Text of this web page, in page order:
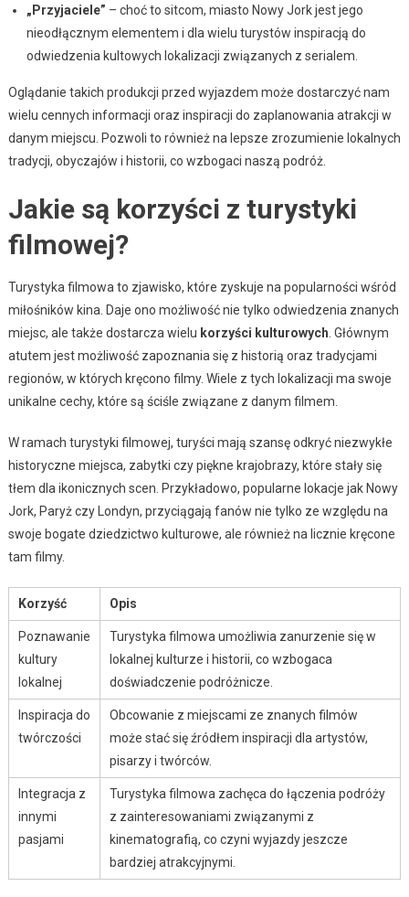
„Przyjaciele” – choć to sitcom, miasto Nowy Jork jest jego
nieodłącznym elementem i dla wielu turystów inspiracją do
odwiedzenia kultowych lokalizacji związanych z serialem.
Oglądanie takich produkcji przed wyjazdem może dostarczyć nam
wielu cennych informacji oraz inspiracji do zaplanowania atrakcji w
danym miejscu. Pozwoli to również na lepsze zrozumienie lokalnych
tradycji, obyczajów i historii, co wzbogaci naszą podróż.
Jakie są korzyści z turystyki
filmowej?
Turystyka filmowa to zjawisko, które zyskuje na popularności wśród
miłośników kina. Daje ono możliwość nie tylko odwiedzenia znanych
miejsc, ale także dostarcza wielu korzyści kulturowych . Głównym
atutem jest możliwość zapoznania się z historią oraz tradycjami
regionów, w których kręcono filmy. Wiele z tych lokalizacji ma swoje
unikalne cechy, które są ściśle związane z danym filmem.
W ramach turystyki filmowej, turyści mają szansę odkryć niezwykłe
historyczne miejsca, zabytki czy piękne krajobrazy, które stały się
tłem dla ikonicznych scen. Przykładowo, popularne lokacje jak Nowy
Jork, Paryż czy Londyn, przyciągają fanów nie tylko ze względu na
swoje bogate dziedzictwo kulturowe, ale również na licznie kręcone
tam filmy.
Korzyść Opis
Poznawanie
kultury
lokalnej
Turystyka filmowa umożliwia zanurzenie się w
lokalnej kulturze i historii, co wzbogaca
doświadczenie podróżnicze.
Inspiracja do
twórczości
Obcowanie z miejscami ze znanych filmów
może stać się źródłem inspiracji dla artystów,
pisarzy i twórców.
Integracja z
innymi
pasjami
Turystyka filmowa zachęca do łączenia podróży
z zainteresowaniami związanymi z
kinematografią, co czyni wyjazdy jeszcze
bardziej atrakcyjnymi.